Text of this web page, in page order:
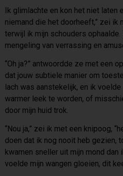
Ik glimlachte en kon het niet laten
niemand die het doorheeft,” zei ik
terwijl ik mijn schouders ophaalde.
mengeling van verrassing en
“Oh ja?” antwoordde ze met een
dat jouw subtiele manier om
lach was aanstekelijk, en ik
warmer leek te worden, of
door mijn huid trok.
“Nou ja,” zei ik met een knipoog,
doen dat ik nog nooit heb gezien,
kwamen sneller uit mijn mond dan
voelde mijn wangen gloeien, dit